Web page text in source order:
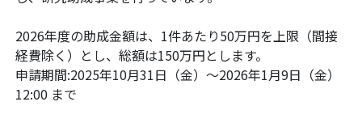
2026年度の助成金額は、1件あたり50万円を上限（間接
経費除く）とし、総額は150万円とします。
申請期間:2025年10月31日（金）～2026年1月9日（金）
12:00 まで